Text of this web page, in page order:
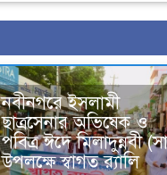
নবীনগরে ইসলামী
ছাত্রসেনার অভিষেক ও
পবিত্র ঈদে মিলাদুন্নবী
উপলক্ষে স্বাগত র‍্যালি